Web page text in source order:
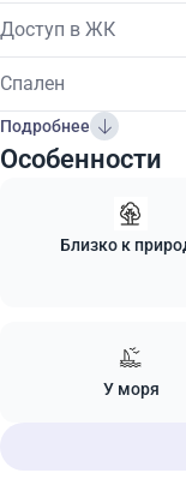
Доступ в ЖК
Спален
Подробнее
Особенности
Близко к
У моря